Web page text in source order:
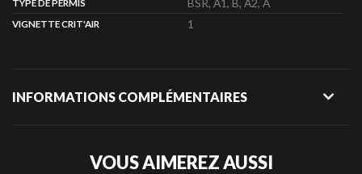
TYPE DE PERMIS BSR, A1, B, A2, A
VIGNETTE CRIT'AIR 1
INFORMATIONS COMPLÉMENTAIRES
VOUS AIMEREZ AUSSI